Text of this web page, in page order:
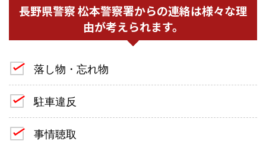
長野県警察 松本警察署からの連絡は様々な理
由が考えられます。
落し物・忘れ物
駐車違反
事情聴取